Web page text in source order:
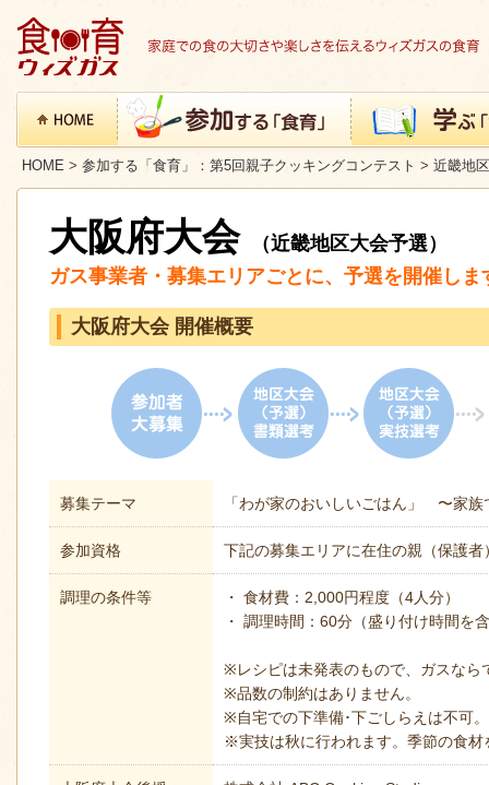
HOME > 参加する「食育」：第5回親子クッキングコンテスト > 近畿地
大阪府大会
（近畿地区大会予選）
ガス事業者・募集エリアごとに、予選を開催しま
大阪府大会 開催概要
募集テーマ 「わが家のおいしいごはん」 〜家
参加資格 下記の募集エリアに在住の親（保護
調理の条件等
・ 食材費：2,000円程度（4人分）
・ 調理時間：60分（盛り付け時間を
※レシピは未発表のもので、ガスなら
※品数の制約はありません。
※自宅での下準備･下ごしらえは不可。
※実技は秋に行われます。季節の食